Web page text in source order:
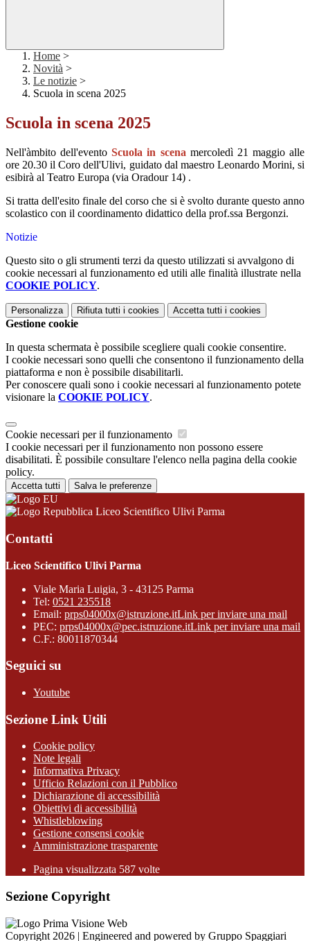
Home >
Novità >
Le notizie >
Scuola in scena 2025
Scuola in scena 2025
Nell'àmbito dell'eventoScuola in scena mercoledì 21 maggio alle
ore 20.30 il Coro dell'Ulivi, guidato dal maestro Leonardo Morini, si
esibirà al Teatro Europa (via Oradour 14) .
Si tratta dell'esito finale del corso che si è svolto durante questo anno
scolastico con il coordinamento didattico della prof.ssa Bergonzi.
Notizie
Questo sito o gli strumenti terzi da questo utilizzati si avvalgono di
cookie necessari al funzionamento ed utili alle finalità illustrate nella
COOKIE POLICY.
Personalizza Rifiuta tutti i cookies Accetta tutti i cookies
Gestione cookie
In questa schermata è possibile scegliere quali cookie consentire.
I cookie necessari sono quelli che consentono il funzionamento della
piattaforma e non è possibile disabilitarli.
Per conoscere quali sono i cookie necessari al funzionamento potete
visionare la COOKIE POLICY.
Cookie necessari per il funzionamento
I cookie necessari per il funzionamento non possono essere
disabilitati. È possibile consultare l'elenco nella pagina della cookie
policy.
Accetta tutti Salva le preferenze
Liceo Scientifico Ulivi Parma
Contatti
Liceo Scientifico Ulivi Parma
Viale Maria Luigia, 3 - 43125 Parma
Tel: 0521 235518
Email: prps04000x@istruzione.itLink per inviare una mail
PEC: prps04000x@pec.istruzione.itLink per inviare una mail
C.F.: 80011870344
Seguici su
Youtube
Sezione Link Utili
Cookie policy
Note legali
Informativa Privacy
Ufficio Relazioni con il Pubblico
Dichiarazione di accessibilità
Obiettivi di accessibilità
Whistleblowing
Gestione consensi cookie
Amministrazione trasparente
Pagina visualizzata 587 volte
Sezione Copyright
Copyright 2026 | Engineered and powered by Gruppo Spaggiari